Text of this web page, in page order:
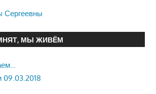
Сергеевны
МЫ ЖИВЁМ
09.03.2018